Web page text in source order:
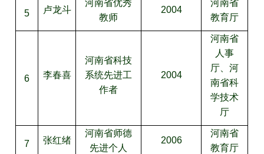
5 卢龙斗
河南省优秀
教师
2004
河南省
教育厅
6 李春喜
河南省科技
系统先进工
作者
2004
河南省
人事
厅、河
南省科
学技术
厅
7 张红绪
河南省师德
先进个人
2006
河南省
教育厅